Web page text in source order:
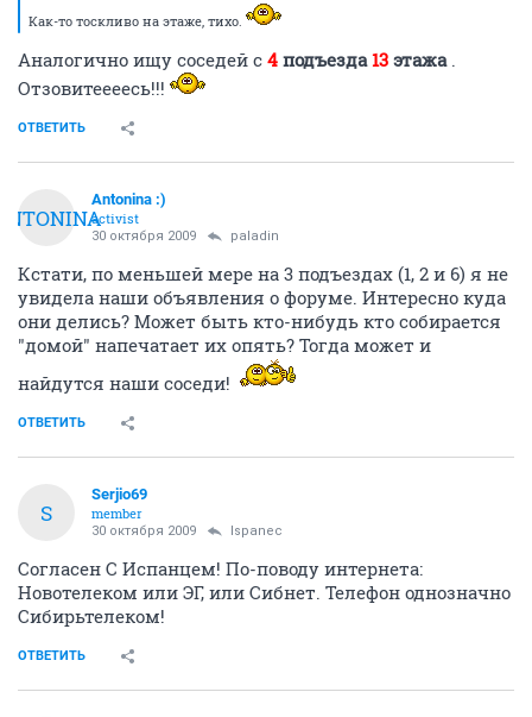
Как-то тоскливо на этаже, тихо.
Аналогично ищу соседей c 4 подъезда13 этажа.
Отзовитеееесь!!!
ОТВЕТИТЬ
Antonina :)
activist
30 октября 2009 paladin
Кстати, по меньшей мере на 3 подъездах (1, 2 и 6) я не
увидела наши объявления о форуме. Интересно куда
они делись? Может быть кто-нибудь кто собирается
"домой" напечатает их опять? Тогда может и
найдутся наши соседи!
ОТВЕТИТЬ
S
Serjio69
member
30 октября 2009 Ispanec
Согласен С Испанцем! По-поводу интернета:
Новотелеком или ЭГ, или Сибнет. Телефон однозначно
Сибирьтелеком!
ОТВЕТИТЬ